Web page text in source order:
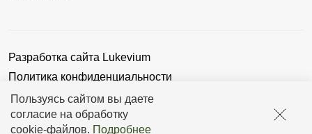
Пользуясь сайтом вы даете
согласие на обработку
cookie-файлов. Подробнее
Разработка сайта Lukevium
Политика конфиденциальности
Пользовательское соглашение